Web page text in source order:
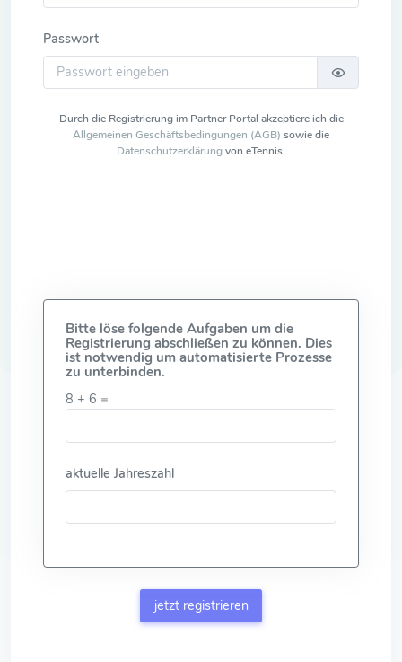
Passwort
Durch die Registrierung im Partner Portal akzeptiere ich die
Allgemeinen Geschäftsbedingungen (AGB) sowie die
Datenschutzerklärungvon eTennis.
Bitte löse folgende Aufgaben um die
Registrierung abschließen zu können. Dies
ist notwendig um automatisierte Prozesse
zu unterbinden.
8 + 6 =
aktuelle Jahreszahl
jetzt registrieren